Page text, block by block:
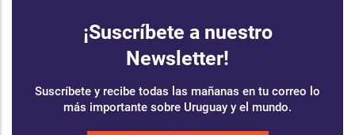
¡Suscríbete a nuestro
Newsletter!
Suscríbete y recibe todas las mañanas en tu correo lo
más importante sobre Uruguay y el mundo.